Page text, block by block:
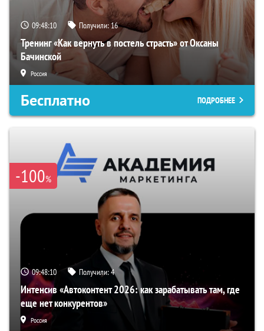
09:48:09 Получили:16
Тренинг «Как вернуть в постель страсть» от Оксаны
Бачинской
Россия
Бесплатно ПОДРОБНЕЕ
-100%
09:48:09 Получили:4
Интенсив «Автоконтент 2026: как зарабатывать там, где
еще нет конкурентов»
Россия